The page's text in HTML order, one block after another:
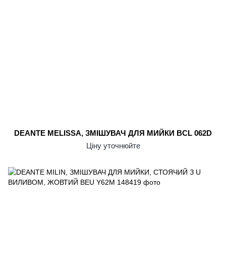
DEANTE MELISSА, ЗМІШУВАЧ ДЛЯ МИЙКИ BCL 062D
Ціну уточнюйте